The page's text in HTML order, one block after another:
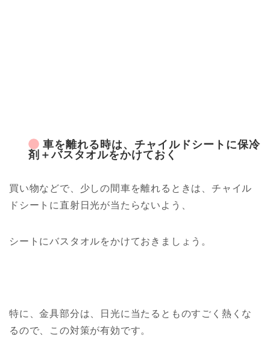
車を離れる時は、チャイルドシートに保冷
剤＋バスタオルをかけておく
買い物などで、少しの間車を離れるときは、チャイル
ドシートに直射日光が当たらないよう、
シートにバスタオルをかけておきましょう。
特に、金具部分は、日光に当たるとものすごく熱くな
るので、この対策が有効です。